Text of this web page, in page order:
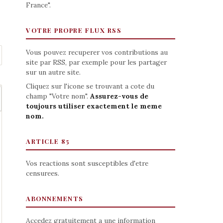
France".
VOTRE PROPRE FLUX RSS
Vous pouvez recuperer vos contributions au
site par RSS, par exemple pour les partager
sur un autre site.
Cliquez sur l'icone se trouvant a cote du
champ "Votre nom". Assurez-vous de
toujours utiliser exactement le meme
nom.
ARTICLE 85
Vos reactions sont susceptibles d'etre
censurees.
ABONNEMENTS
Accedez gratuitement a une information